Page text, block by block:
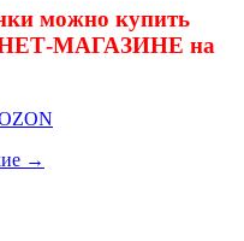
можно купить
МАГАЗИНЕ на
→